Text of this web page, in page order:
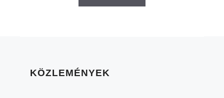
KÖZLEMÉNYEK